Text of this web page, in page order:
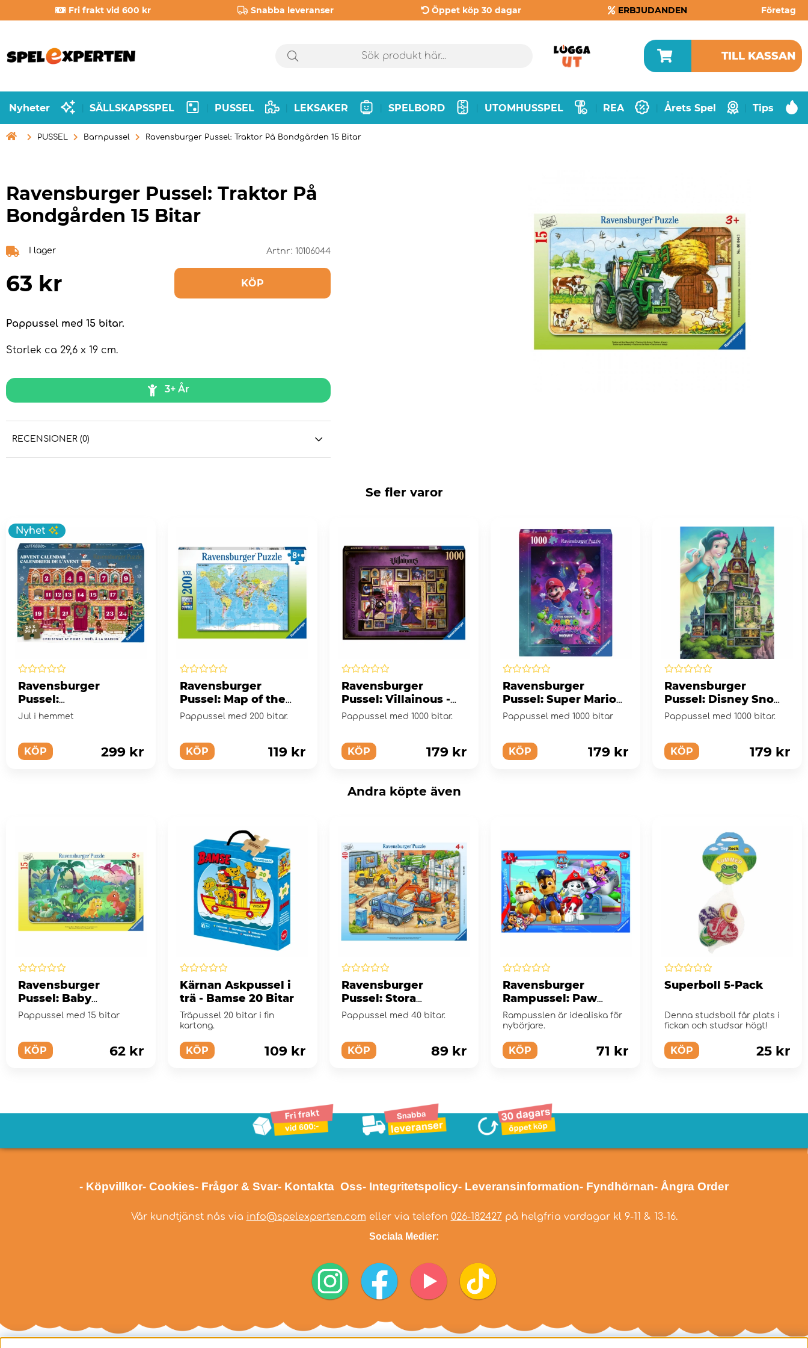
Fri frakt vid 600 kr Snabba leveranser Öppet köp 30 dagar ERBJUDANDEN Företag
TILL KASSAN
Nyheter SÄLLSKAPSSPEL PUSSEL LEKSAKER SPELBORD UTOMHUSSPEL REA Årets Spel Tips
 PUSSEL Barnpussel Ravensburger Pussel: Traktor På Bondgården 15 Bitar
Ravensburger Pussel: Traktor På
Bondgården 15 Bitar
I lager Artnr: 10106044
63 kr KÖP
Pappussel med 15 bitar.
Storlek ca 29,6 x 19 cm.
3+ År
RECENSIONER (0)
Se fler varor
Nyhet
Ravensburger
Pussel:
Adventskalender
Jul i hemmet
KÖP 299 kr
Ravensburger
Pussel: Map of the
World XXL 200 Bitar
Pappussel med 200 bitar.
KÖP 119 kr
Ravensburger
Pussel: Villainous -
Yzma 1000 Bitar
Pappussel med 1000 bitar.
KÖP 179 kr
Ravensburger
Pussel: Super Mario
Galactic adventures!
Pappussel med 1000 bitar
KÖP 179 kr
Ravensburger
Pussel: Disney Snow
White 1000 Bitar
Pappussel med 1000 bitar.
KÖP 179 kr
Andra köpte även
Ravensburger
Pussel: Baby
Dinosaur och vänner
Pappussel med 15 bitar
KÖP 62 kr
Kärnan Askpussel i
trä - Bamse 20 Bitar
Träpussel 20 bitar i fin
kartong.
KÖP 109 kr
Ravensburger
Pussel: Stora
Byggfordon 40 Bitar
Pappussel med 40 bitar.
KÖP 89 kr
Ravensburger
Rampussel: Paw
Patrol Fyra modiga
räddare - 15 Bitar
Rampusslen är idealiska för
nybörjare.
KÖP 71 kr
Superboll 5-Pack
Denna studsboll får plats i
fickan och studsar högt!
KÖP 25 kr
- Köpvillkor- Cookies- Frågor & Svar- Kontakta Oss- Integritetspolicy- Leveransinformation- Fyndhörnan- Ångra Order
Vår kundtjänst nås via info@spelexperten.com eller via telefon 026-182427på helgfria vardagar kl 9-11 & 13-16.
Sociala Medier: